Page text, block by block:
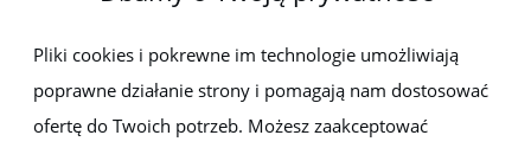
Newsletter
Zapisz się do newslettera, aby być na bieżąco z nowościami i
promocjami
Pliki cookies i pokrewne im technologie umożliwiają
poprawne działanie strony i pomagają nam dostosować
ofertę do Twoich potrzeb. Możesz zaakceptować